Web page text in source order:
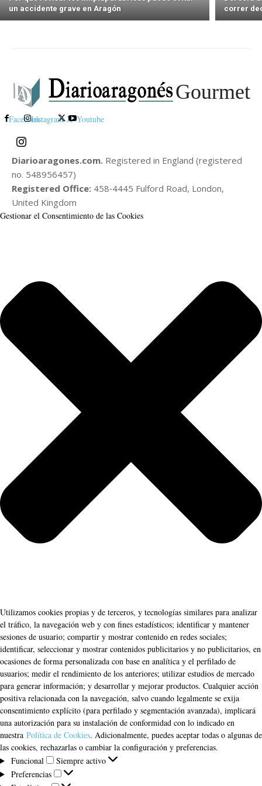
un accidente grave en Aragón
correr
Gourmet
FacebookInstagram X Youtube
Diarioaragones.com. Registered in England (registered
no. 548956457)
Registered Office: 458‑4445 Fulford Road, London,
United Kingdom
Gestionar el Consentimiento de las Cookies
Utilizamos cookies propias y de terceros, y tecnologías similares para analizar
el tráfico, la navegación web y con fines estadísticos; identificar y mantener
sesiones de usuario; compartir y mostrar contenido en redes sociales;
identificar, seleccionar y mostrar contenidos publicitarios y no publicitarios, en
ocasiones de forma personalizada con base en analítica y el perfilado de
usuarios; medir el rendimiento de los anteriores; utilizar estudios de mercado
para generar información; y desarrollar y mejorar productos. Cualquier acción
positiva relacionada con la navegación, salvo cuando legalmente se exija
consentimiento explícito (para perfilado y segmentación avanzada), implicará
una autorización para su instalación de conformidad con lo indicado en
nuestra Política de Cookies. Adicionalmente, puedes aceptar todas o algunas de
las cookies, rechazarlas o cambiar la configuración y preferencias.
Funcional
Funcional
Siempre activo
Preferencias
Preferencias